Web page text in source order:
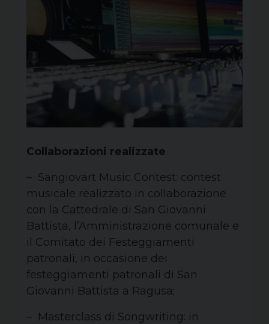
Collaborazioni realizzate
– Sangiovart Music Contest: contest
musicale realizzato in collaborazione
con la Cattedrale di San Giovanni
Battista, l’Amministrazione comunale e
il Comitato dei Festeggiamenti
patronali, in occasione dei
festeggiamenti patronali di San
Giovanni Battista a Ragusa;
– Masterclass di Songwriting: in